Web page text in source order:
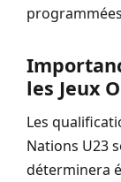
les Jeux
Les
Nations U23
déterminera